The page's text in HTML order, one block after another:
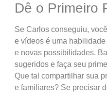
Dê o Primeiro
Se Carlos conseguiu,
e vídeos é uma
e novas possibilidades.
sugeridos e faça seu
Que tal compartilhar sua
e familiares? Se precisar